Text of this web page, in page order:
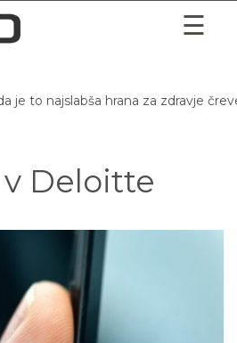
je to najslabša hrana za zdravje
Deloitte